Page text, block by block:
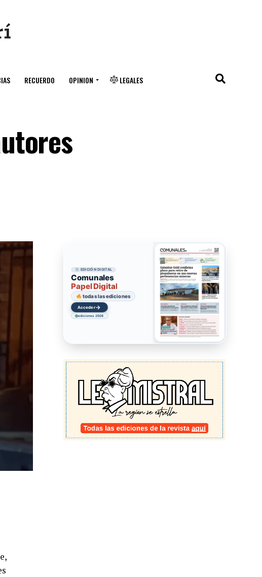
RECUERDO OPINION LEGALES
EDICIÓN DIGITAL
Comunales
Papel Digital
todas las ediciones
Acceder→
ediciones 2026